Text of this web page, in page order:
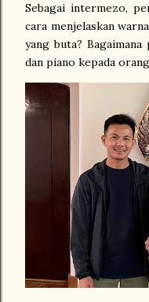
Sebagai intermezo,
cara menjelaskan
yang buta?
dan piano kepada